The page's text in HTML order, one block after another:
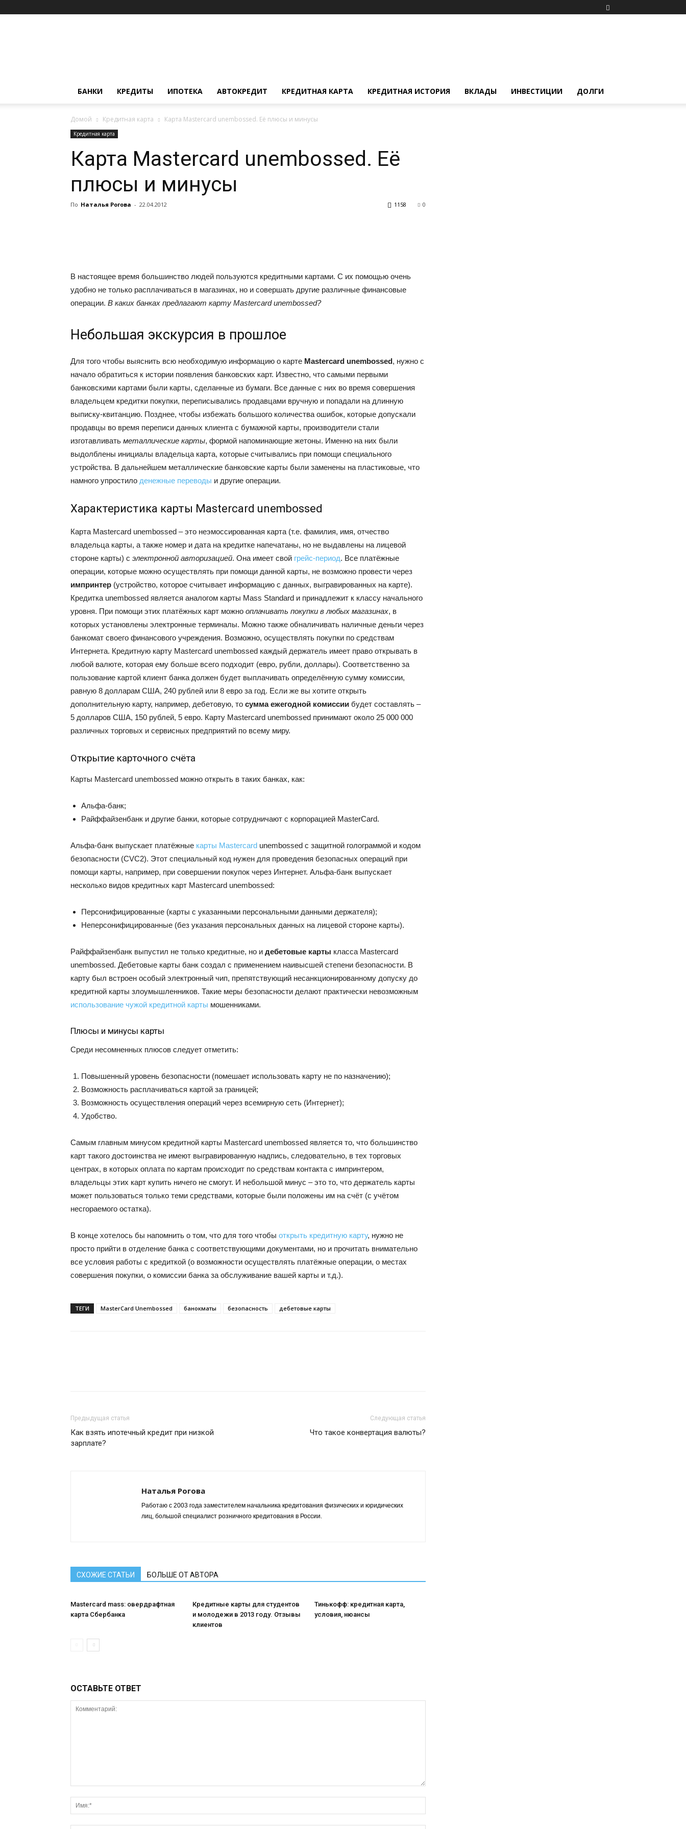
БАНКИ КРЕДИТЫ ИПОТЕКА АВТОКРЕДИТ КРЕДИТНАЯ КАРТА КРЕДИТНАЯ ИСТОРИЯ ВКЛАДЫ ИНВЕСТИЦИИ ДОЛГИ
Домой Кредитная карта Карта Mastercard unembossed. Её плюсы и минусы
Кредитная карта
Карта Mastercard unembossed. Её
плюсы и минусы
По Наталья Рогова - 22.04.2012 0
1158
В настоящее время большинство людей пользуются кредитными картами. С их помощью очень
удобно не только расплачиваться в магазинах, но и совершать другие различные финансовые
операции. В каких банках предлагают карту Mastercard unembossed?
Небольшая экскурсия в прошлое
Для того чтобы выяснить всю необходимую информацию о карте Mastercard unembossed, нужно с
начало обратиться к истории появления банковских карт. Известно, что самыми первыми
банковскими картами были карты, сделанные из бумаги. Все данные с них во время совершения
владельцем кредитки покупки, переписывались продавцами вручную и попадали на длинную
выписку-квитанцию. Позднее, чтобы избежать большого количества ошибок, которые допускали
продавцы во время переписи данных клиента с бумажной карты, производители стали
изготавливать металлические карты, формой напоминающие жетоны. Именно на них были
выдолблены инициалы владельца карта, которые считывались при помощи специального
устройства. В дальнейшем металлические банковские карты были заменены на пластиковые, что
намного упростило денежные переводы и другие операции.
Характеристика карты Mastercard unembossed
Карта Mastercard unembossed – это неэмоссированная карта (т.е. фамилия, имя, отчество
владельца карты, а также номер и дата на кредитке напечатаны, но не выдавлены на лицевой
стороне карты) с электронной авторизацией. Она имеет свой грейс-период. Все платёжные
операции, которые можно осуществлять при помощи данной карты, не возможно провести через
импринтер (устройство, которое считывает информацию с данных, выгравированных на карте).
Кредитка unembossed является аналогом карты Mass Standard и принадлежит к классу начального
уровня. При помощи этих платёжных карт можно оплачивать покупки в любых магазинах, в
которых установлены электронные терминалы. Можно также обналичивать наличные деньги через
банкомат своего финансового учреждения. Возможно, осуществлять покупки по средствам
Интернета. Кредитную карту Mastercard unembossed каждый держатель имеет право открывать в
любой валюте, которая ему больше всего подходит (евро, рубли, доллары). Соответственно за
пользование картой клиент банка должен будет выплачивать определённую сумму комиссии,
равную 8 долларам США, 240 рублей или 8 евро за год. Если же вы хотите открыть
дополнительную карту, например, дебетовую, то сумма ежегодной комиссии будет составлять –
5 долларов США, 150 рублей, 5 евро. Карту Mastercard unembossed принимают около 25 000 000
различных торговых и сервисных предприятий по всему миру.
Открытие карточного счёта
Карты Mastercard unembossed можно открыть в таких банках, как:
Альфа-банк;
Райффайзенбанк и другие банки, которые сотрудничают с корпорацией MasterCard.
Альфа-банк выпускает платёжные карты Mastercard unembossed с защитной голограммой и кодом
безопасности (CVC2). Этот специальный код нужен для проведения безопасных операций при
помощи карты, например, при совершении покупок через Интернет. Альфа-банк выпускает
несколько видов кредитных карт Mastercard unembossed:
Персонифицированные (карты с указанными персональными данными держателя);
Неперсонифицированные (без указания персональных данных на лицевой стороне карты).
Райффайзенбанк выпустил не только кредитные, но и дебетовые карты класса Mastercard
unembossed. Дебетовые карты банк создал с применением наивысшей степени безопасности. В
карту был встроен особый электронный чип, препятствующий несанкционированному допуску до
кредитной карты злоумышленников. Такие меры безопасности делают практически невозможным
использование чужой кредитной карты мошенниками.
Плюсы и минусы карты
Среди несомненных плюсов следует отметить:
Повышенный уровень безопасности (помешает использовать карту не по назначению);
Возможность расплачиваться картой за границей;
Возможность осуществления операций через всемирную сеть (Интернет);
Удобство.
Самым главным минусом кредитной карты Mastercard unembossed является то, что большинство
карт такого достоинства не имеют выгравированную надпись, следовательно, в тех торговых
центрах, в которых оплата по картам происходит по средствам контакта с импринтером,
владельцы этих карт купить ничего не смогут. И небольшой минус – это то, что держатель карты
может пользоваться только теми средствами, которые были положены им на счёт (с учётом
несгораемого остатка).
В конце хотелось бы напомнить о том, что для того чтобы открыть кредитную карту, нужно не
просто прийти в отделение банка с соответствующими документами, но и прочитать внимательно
все условия работы с кредиткой (о возможности осуществлять платёжные операции, о местах
совершения покупки, о комиссии банка за обслуживание вашей карты и т.д.).
ТЕГИ MasterCard Unembossed банокматы безопасность дебетовые карты
Предыдущая статья
Как взять ипотечный кредит при низкой
зарплате?
Следующая статья
Что такое конвертация валюты?
Наталья Рогова
Работаю с 2003 года заместителем начальника кредитования физических и юридических
лиц, большой специалист розничного кредитования в России.
СХОЖИЕ СТАТЬИ БОЛЬШЕ ОТ АВТОРА
Мastercard mass: овердрафтная
карта Сбербанка
Кредитные карты для студентов
и молодежи в 2013 году. Отзывы
клиентов
Тинькофф: кредитная карта,
условия, нюансы
ОСТАВЬТЕ ОТВЕТ